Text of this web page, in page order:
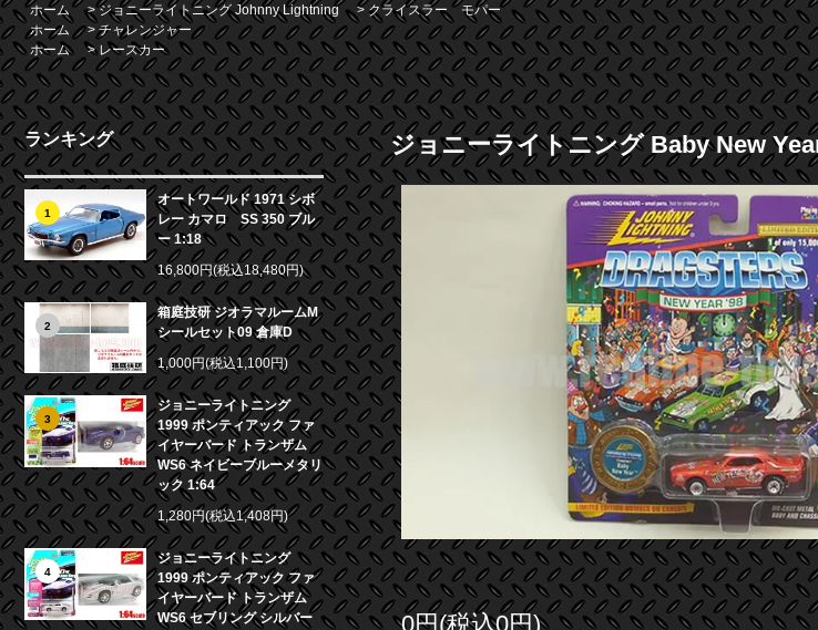
ホーム >ジョニーライトニング Johnny Lightning > クライスラー モパー
ホーム
>チャレンジャー
ホーム
>レースカー
ランキング
1
オートワールド 1971 シボ
レー カマロ SS 350 ブル
ー 1:18
16,800円(税込18,480円)
2
箱庭技研 ジオラマルームM
シールセット09 倉庫D
1,000円(税込1,100円)
3
ジョニーライトニング
1999 ポンティアック ファ
イヤーバード トランザム
WS6 ネイビーブルーメタリ
ック 1:64
1,280円(税込1,408円)
4
ジョニーライトニング
1999 ポンティアック ファ
イヤーバード トランザム
WS6 セブリング シルバー
ジョニーライトニング Baby New
0円(税込0円)